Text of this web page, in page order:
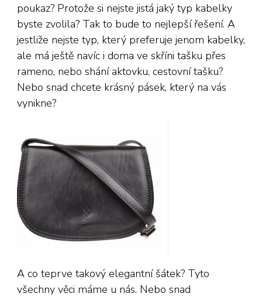
poukaz? Protože si nejste jistá jaký typ kabelky
byste zvolila? Tak to bude to nejlepší řešení. A
jestliže nejste typ, který preferuje jenom kabelky,
ale má ještě navíc i doma ve skříni tašku přes
rameno, nebo shání aktovku, cestovní tašku?
Nebo snad chcete krásný pásek, který na vás
vynikne?
A co teprve takový elegantní šátek? Tyto
všechny věci máme u nás. Nebo snad